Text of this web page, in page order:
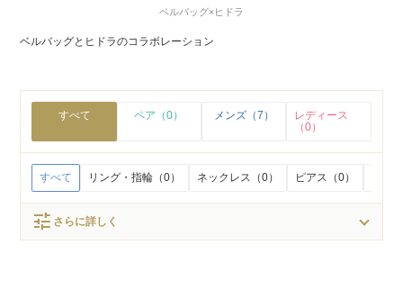
ベルバッグ×ヒドラ
ベルバッグとヒドラのコラボレーション
すべて ペア（0） メンズ（7）
レディース
（0）
すべて リング・指輪（0） ネックレス（0） ピアス（0）
tune さらに詳しく